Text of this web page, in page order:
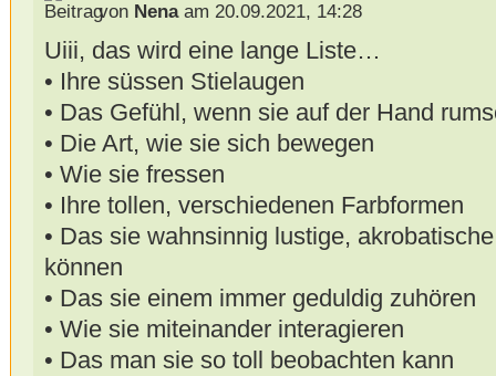
von Nenaam 20.09.2021, 14:28
Uiii, das wird eine lange Liste…
• Ihre süssen Stielaugen
• Das Gefühl, wenn sie auf der Hand
• Die Art, wie sie sich bewegen
• Wie sie fressen
• Ihre tollen, verschiedenen Farbformen
• Das sie wahnsinnig lustige,
können
• Das sie einem immer geduldig zuhören
• Wie sie miteinander interagieren
• Das man sie so toll beobachten kann